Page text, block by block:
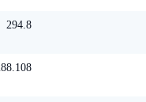
294.8